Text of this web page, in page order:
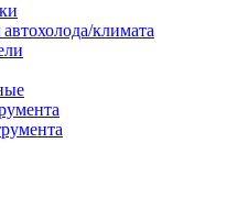
климата